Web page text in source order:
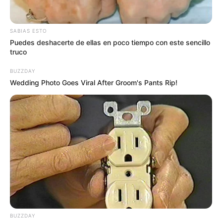
Estas afectaciones se deben, en parte, a las
fuertes
lluviasque durante las últimas semanas hanazotado al
territorio santandereano, dejando consecuencias envías
de diferentes zonas y municipios del departamento
SABIAS ESTO
Puedes deshacerte de ellas en poco tiempo con este sencillo
truco
BUZZDAY
Wedding Photo Goes Viral After Groom's Pants Rip!
BUZZDAY